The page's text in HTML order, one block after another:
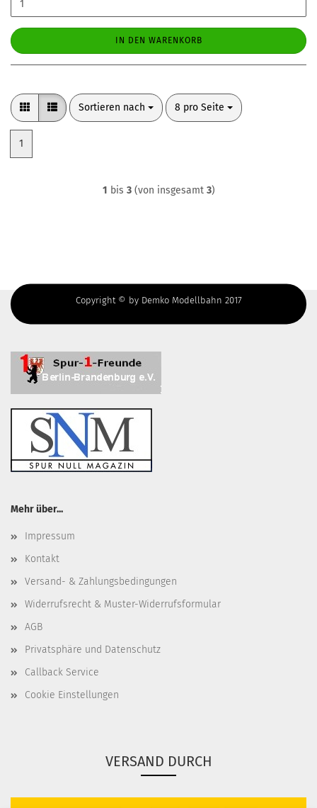
IN DEN WARENKORB
Sortieren nach
Sortieren nach 8 pro Seite
pro Seite
1
1 bis 3(von insgesamt 3)
Copyright © by Demko Modellbahn 2017
Mehr über...
Impressum
Kontakt
Versand- & Zahlungsbedingungen
Widerrufsrecht & Muster-Widerrufsformular
AGB
Privatsphäre und Datenschutz
Callback Service
Cookie Einstellungen
VERSAND DURCH